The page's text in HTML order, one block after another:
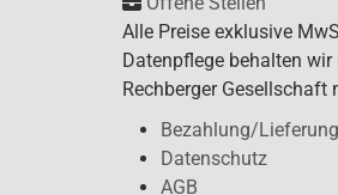
Alle Preise exklusive
Datenpflege behalten
Rechberger Gesellschaft
Bezahlung/Lieferung
Datenschutz
AGB